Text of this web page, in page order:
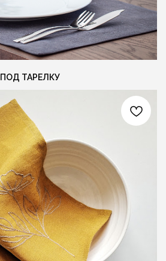
ТАРЕЛКУ
(29) 623 41 51